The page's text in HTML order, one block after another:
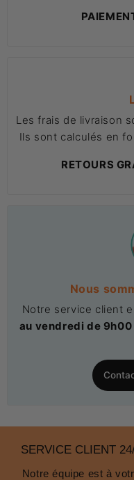
Les frais de livraison
Ils sont calculés en
RETOURS
Nous
Notre service client
au vendredi de 9h00
SERVICE CLIENT
Notre équipe est à